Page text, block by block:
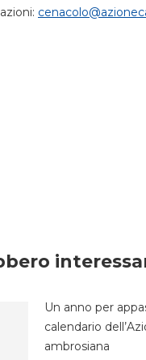
Un anno per
calendario
ambrosiana